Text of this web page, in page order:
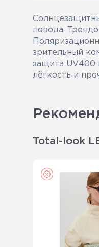
повода.
зрительный
защита UV400
лёгкость и
Total-look